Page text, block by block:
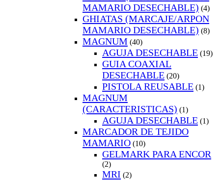
MAMARIO DESECHABLE) (4)
GHIATAS (MARCAJE/ARPON
MAMARIO DESECHABLE) (8)
MAGNUM (40)
AGUJA DESECHABLE (19)
GUIA COAXIAL
DESECHABLE (20)
PISTOLA REUSABLE (1)
MAGNUM
(CARACTERISTICAS) (1)
AGUJA DESECHABLE (1)
MARCADOR DE TEJIDO
MAMARIO (10)
GELMARK PARA ENCOR
(2)
MRI (2)